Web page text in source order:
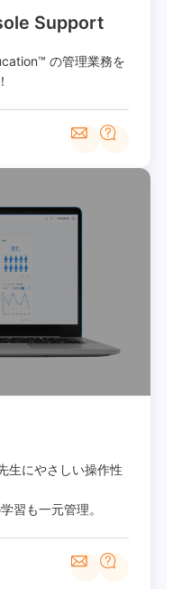
Support
の管理業務を
生にやさしい操作性
習も一元管理。